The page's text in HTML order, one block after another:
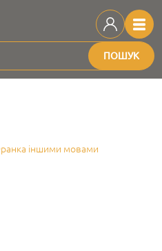
ПОШУК
іншими мовами